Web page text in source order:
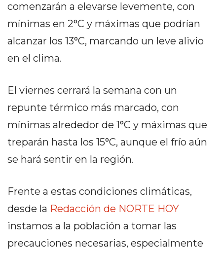
MEDIOS
INFOPBA
NORTE
HORA
PERGAMINO
NOTICIAS
ROJAS
VIRTUAL
ARRECIFES
NOTICIAS
DE
ZÁRATE
comenzarán a elevarse levemente, con
mínimas en 2°C y máximas que podrían
alcanzar los 13°C, marcando un leve alivio
en el clima.
El viernes cerrará la semana con un
repunte térmico más marcado, con
mínimas alrededor de 1°C y máximas que
treparán hasta los 15°C, aunque el frío aún
se hará sentir en la región.
Frente a estas condiciones climáticas,
desde la Redacción de NORTE HOY
instamos a la población a tomar las
precauciones necesarias, especialmente